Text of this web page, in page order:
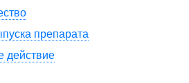
препарата
действие